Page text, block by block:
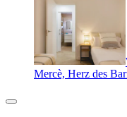
Mercè, Herz des